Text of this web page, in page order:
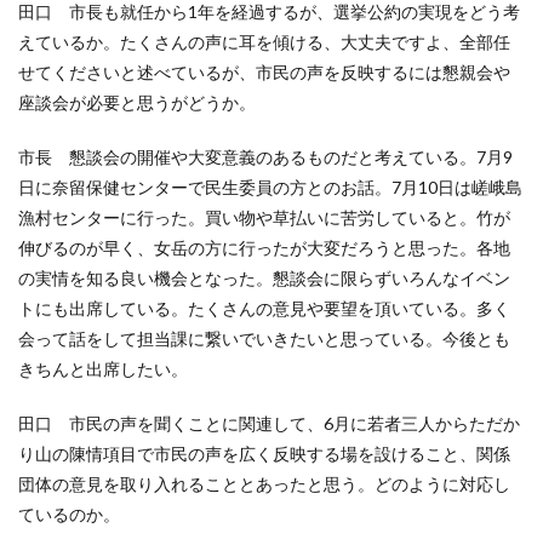
田口 市長も就任から1年を経過するが、選挙公約の実現をどう考
えているか。たくさんの声に耳を傾ける、大丈夫ですよ、全部任
せてくださいと述べているが、市民の声を反映するには懇親会や
座談会が必要と思うがどうか。
市長 懇談会の開催や大変意義のあるものだと考えている。7月9
日に奈留保健センターで民生委員の方とのお話。7月10日は嵯峨島
漁村センターに行った。買い物や草払いに苦労していると。竹が
伸びるのが早く、女岳の方に行ったが大変だろうと思った。各地
の実情を知る良い機会となった。懇談会に限らずいろんなイベン
トにも出席している。たくさんの意見や要望を頂いている。多く
会って話をして担当課に繋いでいきたいと思っている。今後とも
きちんと出席したい。
田口 市民の声を聞くことに関連して、6月に若者三人からただか
り山の陳情項目で市民の声を広く反映する場を設けること、関係
団体の意見を取り入れることとあったと思う。どのように対応し
ているのか。